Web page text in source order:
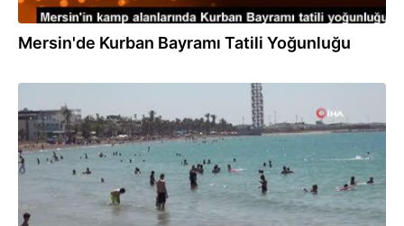
Mersin'de Kurban Bayramı Tatili Yoğunluğu
27.06.2023